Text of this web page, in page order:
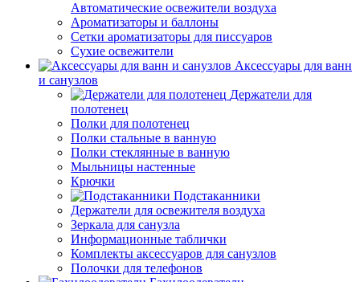
Автоматические освежители воздуха
Ароматизаторы и баллоны
Сетки ароматизаторы для писсуаров
Сухие освежители
Аксессуары для ванн
и санузлов
Держатели для
полотенец
Полки для полотенец
Полки стальные в ванную
Полки стеклянные в ванную
Мыльницы настенные
Крючки
Подстаканники
Держатели для освежителя воздуха
Зеркала для санузла
Информационные таблички
Комплекты аксессуаров для санузлов
Полочки для телефонов